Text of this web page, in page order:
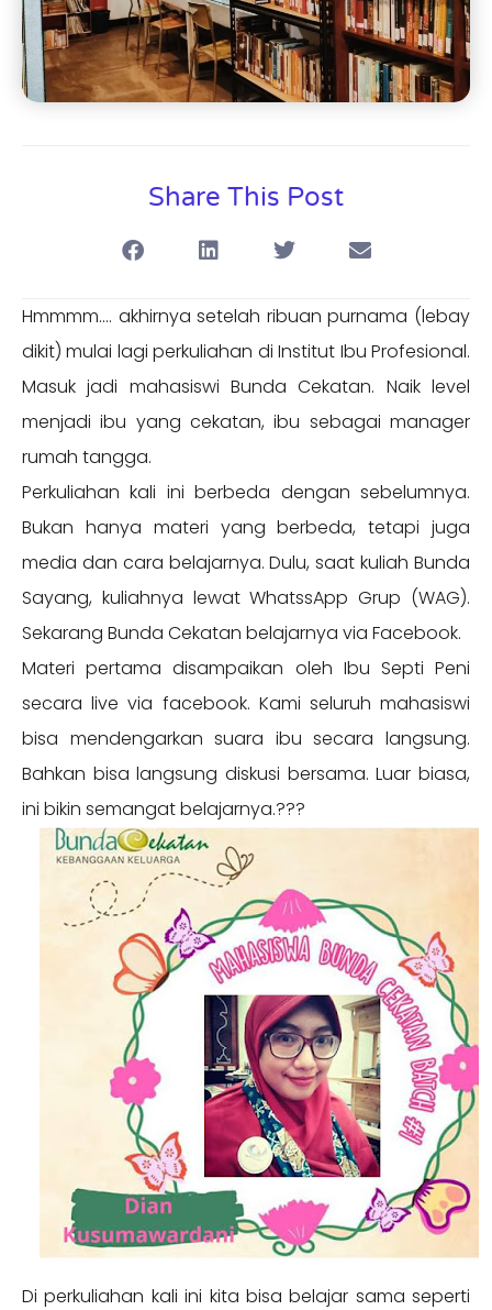
Share This Post
Hmmmm…. akhirnya setelah ribuan purnama (lebay
dikit) mulai lagi perkuliahan di Institut Ibu Profesional.
Masuk jadi mahasiswi Bunda Cekatan. Naik level
menjadi ibu yang cekatan, ibu sebagai manager
rumah tangga.
Perkuliahan kali ini berbeda dengan sebelumnya.
Bukan hanya materi yang berbeda, tetapi juga
media dan cara belajarnya. Dulu, saat kuliah Bunda
Sayang, kuliahnya lewat WhatssApp Grup (WAG).
Sekarang Bunda Cekatan belajarnya via Facebook.
Materi pertama disampaikan oleh Ibu Septi Peni
secara live via facebook. Kami seluruh mahasiswi
bisa mendengarkan suara ibu secara langsung.
Bahkan bisa langsung diskusi bersama. Luar biasa,
ini bikin semangat belajarnya.???
Di perkuliahan kali ini kita bisa belajar sama seperti